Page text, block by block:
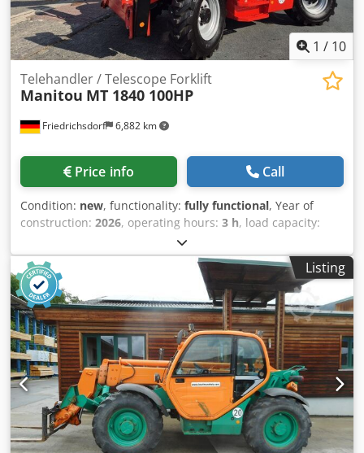
1 / 10
Friedrichsdorf 6,882 km
Telehandler / Telescope Forklift
Manitou MT 1840 100HP
Price info Call
Condition: new, functionality: fully functional, Year of
construction: 2026, operating hours: 3 h, load capacity:
17,550 mm
type:telescopic, construction height:2,500 mm, power:74
kW (100.61 HP)
1,200 mm
, empty load weight:
12,500 kg
, drive type: Diesel
construction width:2,420 mm, Telescopic forklift, rigid
frame Load center: 500 Mast type: Telescopic
Transmission: Torque converter Speed class: 35 Condition:
New machine Technical condition: New Front tire type:
Pneumatic Front tire size: 24 Djdszrqqnopfx Apmjck Front
tire condition: 80 - 100% Rear tire type: Pneumatic Rear
tire size: 24 Rear tire condition: 80 - 100% 3. Valve, heater,
fully enclosed cabin, air conditioning, CE certificate,
exterior mirrors, rotating beacon
Listing